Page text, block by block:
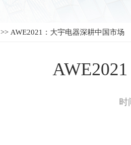
>> AWE2021：大宇电器深耕中国市场
时